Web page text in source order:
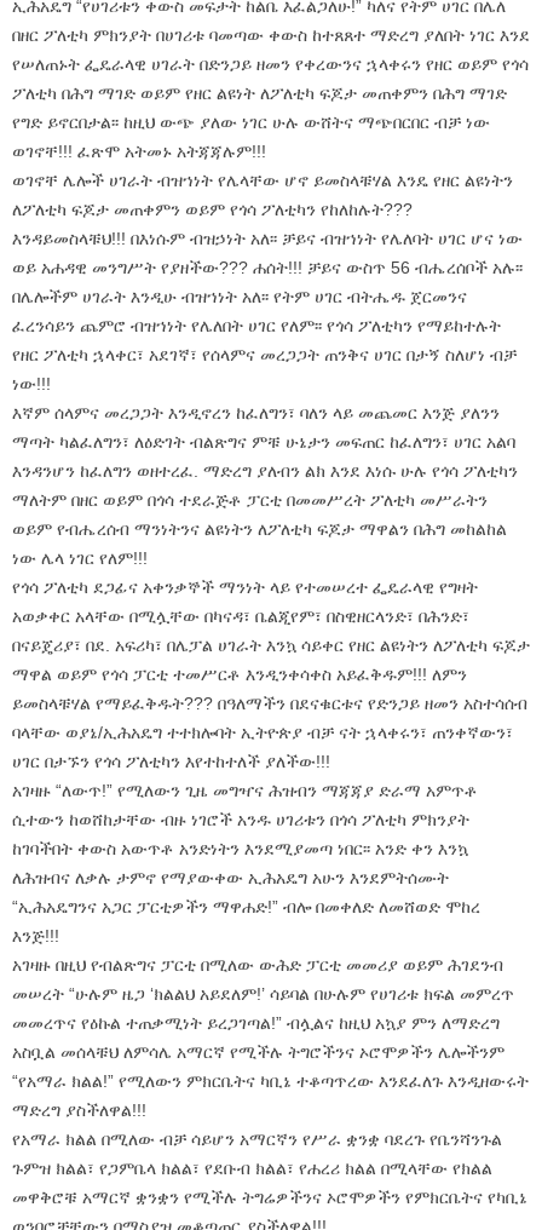
ኢሕአዴግ “የሀገሪቱን ቀውስ መፍታት ከልቤ እፈልጋለሁ!” ካለና የትም ሀገር በሌለ
በዘር ፖለቲካ ምክንያት በሀገሪቱ ባመጣው ቀውስ ከተጸጸተ ማድረግ ያለበት ነገር እንደ
የሠለጠኑት ፌዴራላዊ ሀገራት በድንጋይ ዘመን የቀረውንና ኋላቀሩን የዘር ወይም የጎሳ
ፖለቲካ በሕግ ማገድ ወይም የዘር ልዩነት ለፖለቲካ ፍጆታ መጠቀምን በሕግ ማገድ
የግድ ይኖርበታል፡፡ ከዚህ ውጭ ያለው ነገር ሁሉ ውሸትና ማጭበርበር ብቻ ነው
ወገኖቸ!!! ፈጽሞ አትመኑ አትጃጃሉም!!!
ወገኖቸ ሌሎች ሀገራት ብዝኀነት የሌላቸው ሆኖ ይመስላቹሃል እንዴ የዘር ልዩነትን
ለፖለቲካ ፍጆታ መጠቀምን ወይም የጎሳ ፖለቲካን የከለከሉት???
እንዳይመስላቹህ!!! በእነሱም ብዝኃነት አለ፡፡ ቻይና ብዝኀነት የሌለባት ሀገር ሆና ነው
ወይ አሐዳዊ መንግሥት የያዘችው??? ሐሰት!!! ቻይና ውስጥ 56 ብሔረሰቦች አሉ፡፡
በሌሎችም ሀገራት እንዲሁ ብዝኀነት አለ፡፡ የትም ሀገር ብትሔዱ ጀርመንና
ፈረንሳይን ጨምሮ ብዝኀነት የሌለበት ሀገር የለም፡፡ የጎሳ ፖለቲካን የማይከተሉት
የዘር ፖለቲካ ኋላቀር፣ አደገኛ፣ የሰላምና መረጋጋት ጠንቅና ሀገር በታኝ ስለሆነ ብቻ
ነው!!!
እኛም ሰላምና መረጋጋት እንዲኖረን ከፈለግን፣ ባለን ላይ መጨመር እንጅ ያለንን
ማጣት ካልፈለግን፣ ለዕድገት ብልጽግና ምቹ ሁኔታን መፍጠር ከፈለግን፣ ሀገር አልባ
እንዳንሆን ከፈለግን ወዘተረፈ. ማድረግ ያለብን ልክ እንደ እነሱ ሁሉ የጎሳ ፖለቲካን
ማለትም በዘር ወይም በጎሳ ተደራጅቶ ፓርቲ በመመሥረት ፖለቲካ መሥራትን
ወይም የብሔረሰብ ማንነትንና ልዩነትን ለፖለቲካ ፍጆታ ማዋልን በሕግ መከልከል
ነው ሌላ ነገር የለም!!!
የጎሳ ፖለቲካ ደጋፊና አቀንቃኞች ማንነት ላይ የተመሠረተ ፌዴራላዊ የግዛት
አወቃቀር አላቸው በሚሏቸው በካናዳ፣ ቤልጂየም፣ በስዊዘርላንድ፣ በሕንድ፣
በናይጄሪያ፣ በደ. አፍሪካ፣ በሌፓል ሀገራት እንኳ ሳይቀር የዘር ልዩነትን ለፖለቲካ ፍጆታ
ማዋል ወይም የጎሳ ፓርቲ ተመሥርቶ እንዲንቀሳቀስ አይፈቅዱም!!! ለምን
ይመስላቹሃል የማይፈቅዱት??? በዓለማችን በደናቁርቱና የድንጋይ ዘመን አስተሳሰብ
ባላቸው ወያኔ/ኢሕአዴግ ተተክሎባት ኢትዮጵያ ብቻ ናት ኋላቀሩን፣ ጠንቀኛውን፣
ሀገር በታኙን የጎሳ ፖለቲካን እየተከተለች ያለችው!!!
አገዛዙ “ለውጥ!” የሚለውን ጊዜ መግዣና ሕዝብን ማጃጃያ ድራማ አምጥቶ
ሲተውን ከወሸከታቸው ብዙ ነገሮች አንዱ ሀገሪቱን በጎሳ ፖለቲካ ምክንያት
ከገባችበት ቀውስ አውጥቶ አንድነትን እንደሚያመጣ ነበር፡፡ አንድ ቀን እንኳ
ለሕዝብና ለቃሉ ታምኖ የማያውቀው ኢሕአዴግ አሁን እንደምትሰሙት
“ኢሕአዴግንና አጋር ፓርቲዎችን ማዋሐድ!” ብሎ በመቀለድ ለመሸወድ ሞከረ
እንጅ!!!
አገዛዙ በዚህ የብልጽግና ፓርቲ በሚለው ውሕድ ፓርቲ መመሪያ ወይም ሕገደንብ
መሠረት “ሁሉም ዜጋ ‘ክልልህ አይደለም!’ ሳይባል በሁሉም የሀገሪቱ ክፍል መምረጥ
መመረጥና የዕኩል ተጠቃሚነት ይረጋገጣል!” ብሏልና ከዚህ አኳያ ምን ለማድረግ
አስቧል መሰላቹህ ለምሳሌ አማርኛ የሚችሉ ትግሮችንና ኦሮሞዎችን ሌሎችንም
“የአማራ ክልል!” የሚለውን ምክርቤትና ካቢኔ ተቆጣጥረው እንደፈለጉ እንዲዘውሩት
ማድረግ ያስችለዋል!!!
የአማራ ክልል በሚለው ብቻ ሳይሆን አማርኛን የሥራ ቋንቋ ባደረጉ የቤንሻንጉል
ጉምዝ ክልል፣ የጋምቤላ ክልል፣ የደቡብ ክልል፣ የሐረሪ ክልል በሚላቸው የክልል
መዋቅሮቹ አማርኛ ቋንቋን የሚችሉ ትግሬዎችንና ኦሮሞዎችን የምክርቤትና የካቢኔ